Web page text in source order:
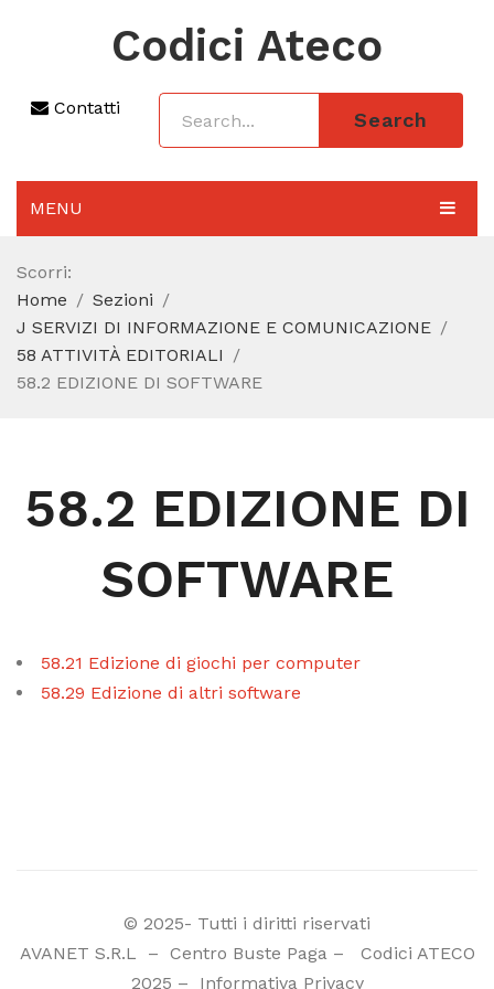
Codici Ateco
Contatti
Search
MENU
AGGIORNAMENTO 2025
SEZIONI
CODICE ATECO A COSA SERVE
Scorri:
Home
Sezioni
J SERVIZI DI INFORMAZIONE E COMUNICAZIONE
58 ATTIVITÀ EDITORIALI
58.2 EDIZIONE DI SOFTWARE
58.2 EDIZIONE DI
SOFTWARE
58.21 Edizione di giochi per computer
58.29 Edizione di altri software
© 2025- Tutti i diritti riservati
AVANET S.R.L
– Centro Buste Paga– Codici ATECO
2025 – Informativa Privacy